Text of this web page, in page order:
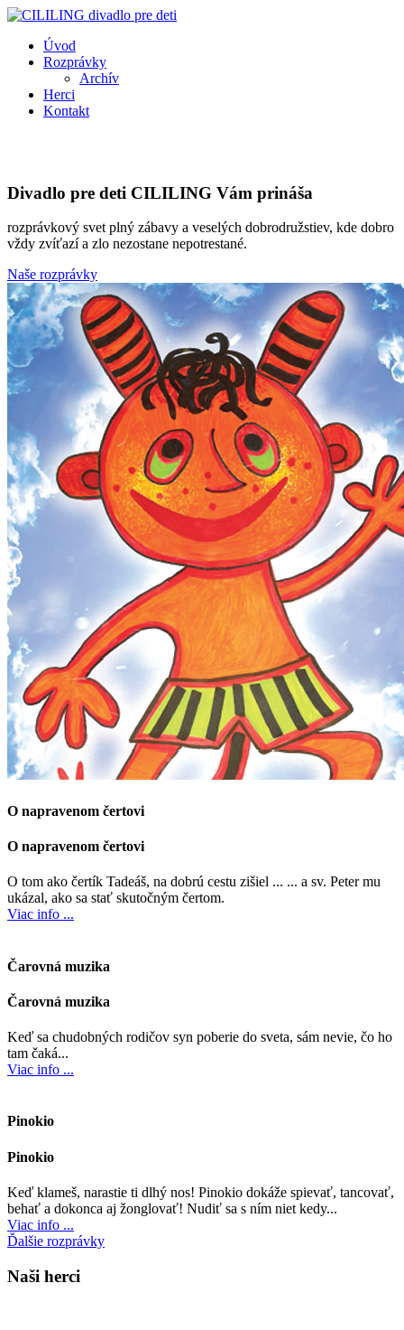
Úvod
Rozprávky
Archív
Herci
Kontakt
Divadlo pre deti CILILING Vám prináša
rozprávkový svet plný zábavy a veselých dobrodružstiev, kde dobro
vždy zvíťazí a zlo nezostane nepotrestané.
Naše rozprávky
O napravenom čertovi
O napravenom čertovi
O tom ako čertík Tadeáš, na dobrú cestu zišiel ... ... a sv. Peter mu
ukázal, ako sa stať skutočným čertom.
Viac info ...
Čarovná muzika
Čarovná muzika
Keď sa chudobných rodičov syn poberie do sveta, sám nevie, čo ho
tam čaká...
Viac info ...
Pinokio
Pinokio
Keď klameš, narastie ti dlhý nos! Pinokio dokáže spievať, tancovať,
behať a dokonca aj žonglovať! Nudiť sa s ním niet kedy...
Viac info ...
Ďalšie rozprávky
Naši herci